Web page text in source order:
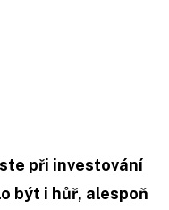
při investování
být i hůř, alespoň